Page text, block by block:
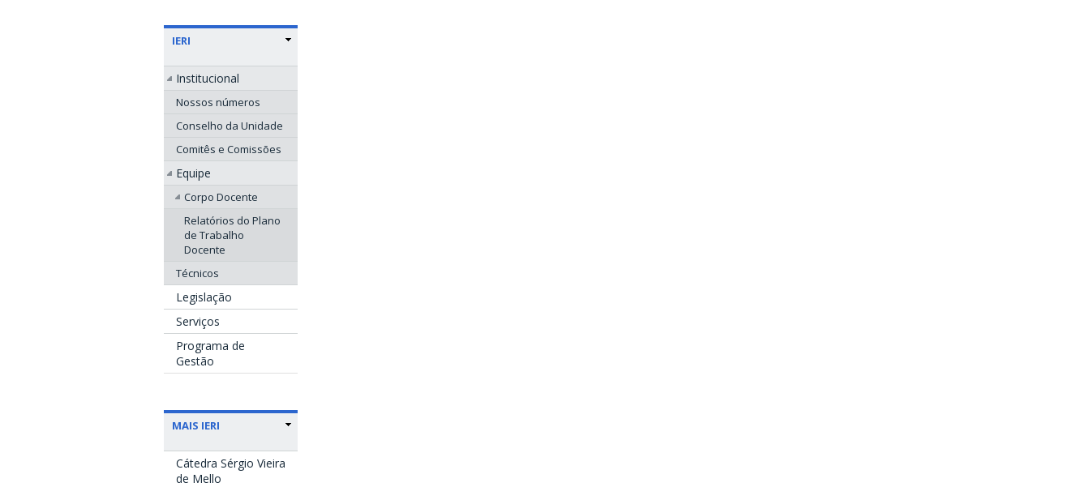
IERI
Institucional
Nossos números
Conselho da Unidade
Comitês e Comissões
Equipe
Corpo Docente
Relatórios do Plano
de Trabalho
Docente
Técnicos
Legislação
Serviços
Programa de
Gestão
MAIS IERI
Cátedra Sérgio Vieira
de Mello